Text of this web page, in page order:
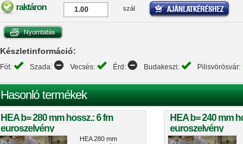
raktáron szál
Készletinformáció:
Fót: Szada: Vecsés: Érd: Budakeszi: Pilisvörösvár:
Hasonló termékek
HEA b= 280 mm hossz.: 6 fm
euroszelvény
HEA 280 mm
HEA b= 240 mm
euroszelvény